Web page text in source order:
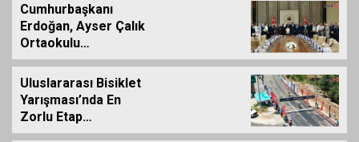
Cumhurbaşkanı
Erdoğan, Ayser Çalık
Ortaokulu
Şehitlerinin
Aileleriyle Bir Araya
Geldi
Uluslararası Bisiklet
Yarışması’nda En
Zorlu Etap
Tamamlandı